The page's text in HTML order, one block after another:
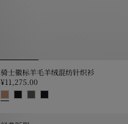
骑士徽标羊毛羊绒混纺针织衫
¥11,275.00